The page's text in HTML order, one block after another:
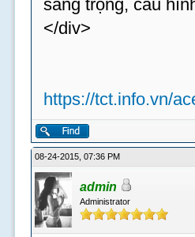
sang trọng, cấu
</div>
https://tct.info.vn/
08-24-2015, 07:36 PM
admin
Administrator